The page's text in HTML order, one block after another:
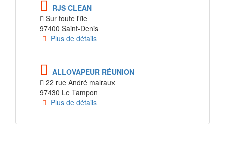
RJS CLEAN
Sur toute l'île
97400 Saint-Denis
Plus de détails
ALLOVAPEUR RÉUNION
22 rue André malraux
97430 Le Tampon
Plus de détails